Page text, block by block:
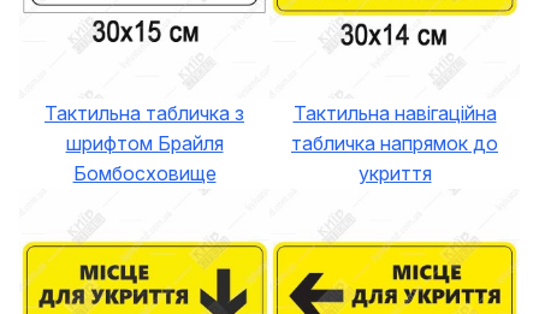
Тактильна табличка з
шрифтом Брайля
Бомбосховище
Тактильна навігаційна
табличка напрямок до
укриття